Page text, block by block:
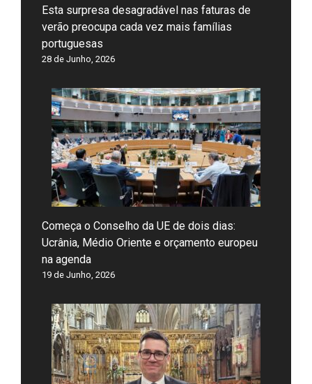
Esta surpresa desagradável nas faturas de
verão preocupa cada vez mais famílias
portuguesas
28 de Junho, 2026
Começa o Conselho da UE de dois dias:
Ucrânia, Médio Oriente e orçamento europeu
na agenda
19 de Junho, 2026